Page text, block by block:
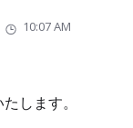
10:07 AM
します。